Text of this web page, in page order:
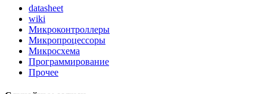
datasheet
wiki
Микроконтроллеры
Микропроцессоры
Микросхема
Программирование
Прочее